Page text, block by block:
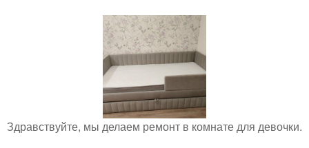
Здравствуйте, мы делаем ремонт в комнате для девочки.